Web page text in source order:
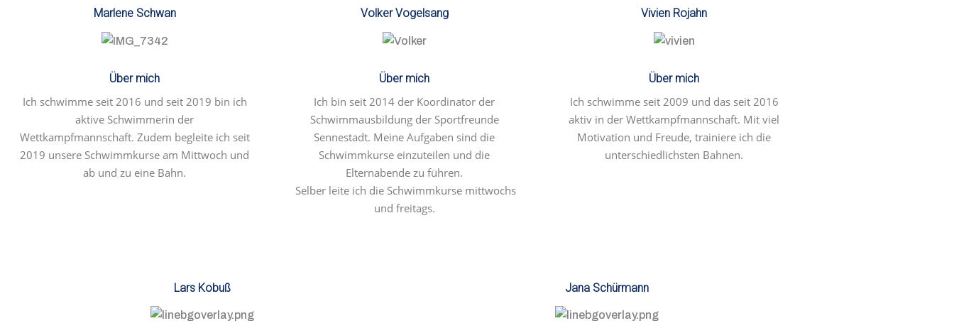
Marlene Schwan
Über mich
Ich schwimme seit 2016 und seit 2019 bin ich
aktive Schwimmerin der
Wettkampfmannschaft. Zudem begleite ich seit
2019 unsere Schwimmkurse am Mittwoch und
ab und zu eine Bahn.
Volker Vogelsang
Über mich
Ich bin seit 2014 der Koordinator der
Schwimmausbildung der Sportfreunde
Sennestadt. Meine Aufgaben sind die
Schwimmkurse einzuteilen und die
Elternabende zu führen.
Selber leite ich die Schwimmkurse mittwochs
und freitags.
Vivien Rojahn
Über mich
Ich schwimme seit 2009 und das seit 2016
aktiv in der Wettkampfmannschaft. Mit viel
Motivation und Freude, trainiere ich die
unterschiedlichsten Bahnen.
Lars Kobuß Jana Schürmann